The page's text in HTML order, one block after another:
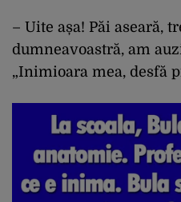
– Uite așa! Păi aseară,
dumneavoastră, am
„Inimioara mea, desfă